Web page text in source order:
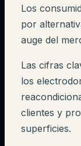
Los
por
auge del
Las cifras
los
clientes y
superficies.